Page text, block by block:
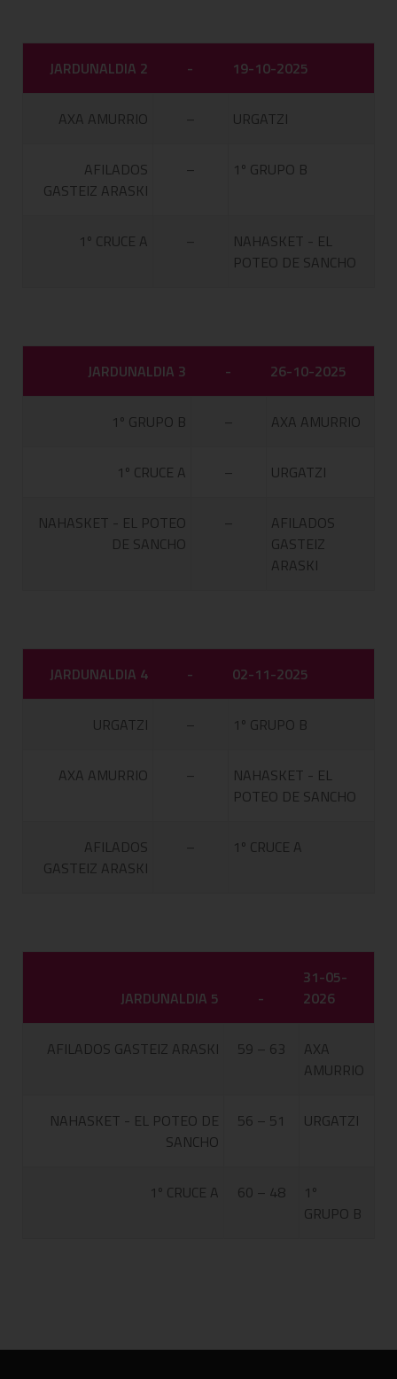
JARDUNALDIA 2 - 19-10-2025
AXA AMURRIO – URGATZI
AFILADOS
GASTEIZ ARASKI
– 1º GRUPO B
1º CRUCE A –
NAHASKET - EL
POTEO DE SANCHO
JARDUNALDIA 3 - 26-10-2025
1º GRUPO B – AXA AMURRIO
1º CRUCE A – URGATZI
NAHASKET - EL POTEO
DE SANCHO
–
AFILADOS
GASTEIZ
ARASKI
JARDUNALDIA 4 - 02-11-2025
URGATZI – 1º GRUPO B
AXA AMURRIO –
NAHASKET - EL
POTEO DE SANCHO
AFILADOS
GASTEIZ ARASKI
– 1º CRUCE A
JARDUNALDIA 5 -
31-05-
2026
AFILADOS GASTEIZ ARASKI 59 – 63
AXA
AMURRIO
NAHASKET - EL POTEO DE
SANCHO
56 – 51 URGATZI
1º CRUCE A 60 – 48
1º
GRUPO B